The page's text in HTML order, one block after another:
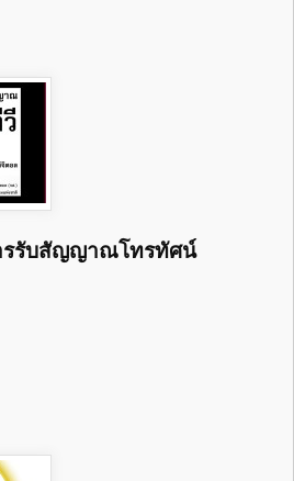
รับสัญญาณโทรทัศน์